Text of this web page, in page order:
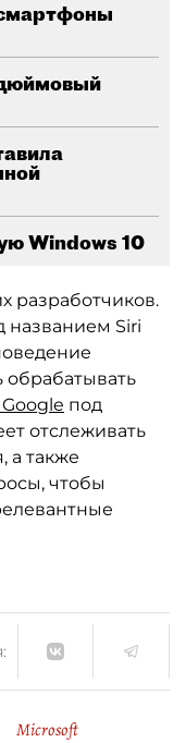
Windows 10
разработчиков.
названием Siri
обрабатывать
Google под
отслеживать
а также
чтобы
Microsoft